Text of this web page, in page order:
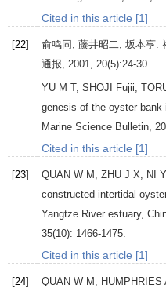
Cited in this article [1]
[22] 俞鸣同, 藤井昭二, 坂本亨.
通报, 2001, 20(5):24-30.
YU M T, SHOJI Fujii,
genesis of the oyster
Marine Science Bulletin,
Cited in this article [1]
[23] QUAN W M , ZHU J X, NI Y
constructed intertidal
Yangtze River estuary,
35(10): 1466-1475.
Cited in this article [1]
[24] QUAN W M , HUMPHRIES